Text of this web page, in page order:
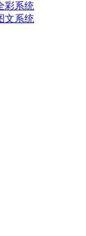
彩系统
文系统